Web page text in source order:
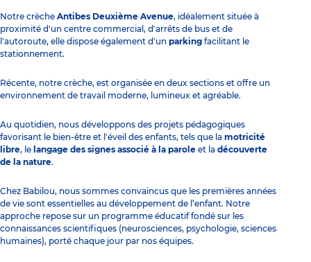
Notre crèche Antibes Deuxième Avenue, idéalement située à
proximité d'un centre commercial, d'arrêts de bus et de
l'autoroute, elle dispose également d'un parking facilitant le
stationnement.
Récente, notre crèche, est organisée en deux sections et offre un
environnement de travail moderne, lumineux et agréable.
Au quotidien, nous développons des projets pédagogiques
favorisant le bien-être et l'éveil des enfants, tels que la motricité
libre, le langage des signes associé à la parole et la découverte
de la nature.
Chez Babilou, nous sommes convaincus que les premières années
de vie sont essentielles au développement de l’enfant. Notre
approche repose sur un programme éducatif fondé sur les
connaissances scientifiques (neurosciences, psychologie, sciences
humaines), porté chaque jour par nos équipes.